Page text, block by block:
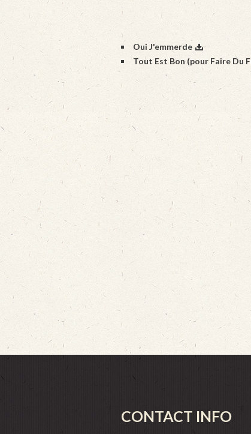
Oui J'emmerde
Tout Est Bon (pour Faire Du
CONTACT INFO